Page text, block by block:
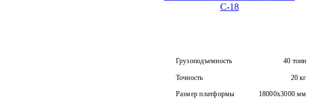
С-18
Грузоподъемность 40 тонн
Точность 20 кг
Размер платформы 18000х3000 мм